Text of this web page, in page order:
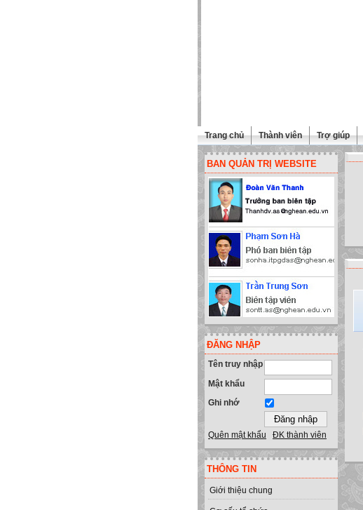
Trang chủ Thành viên Trợ giúp
BAN QUẢN TRỊ WEBSITE
ĐĂNG NHẬP
Tên truy nhập
Mật khẩu
Ghi nhớ
Quên mật khẩu ĐK thành viên
THÔNG TIN
Giới thiệu chung